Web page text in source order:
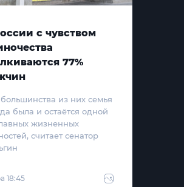
с чувством
77%
из них семья
была и остаётся одной
жизненных
считает сенатор
18:45